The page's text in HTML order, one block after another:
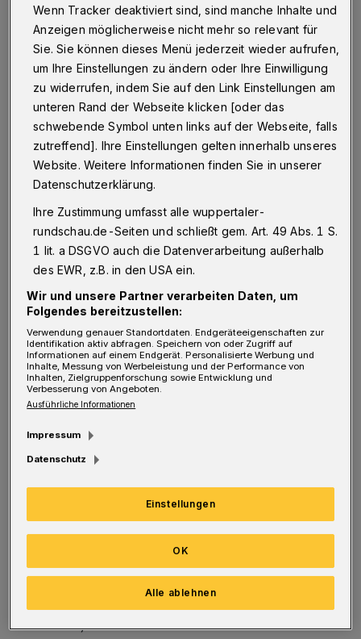
Von Stefan Schmöe
E in Stück Pappe kann Gebrauchsmaterial
sein, im schlechtesten Fall nichts als
Müll. Oder Ausgangspunkt für die tollsten und
kreativsten Kunstwerke, die quasi aus dem
Nichts neue Welten erschaffen – und allzu
leicht mit der Realität kollidieren können. Das
in etwa ist das Thema der ziemlich genialen
Neuinszenierung von „La Bohéme“, in der
Regisseur Immo Karaman sich vorsichtig von
den üblichen Sehgewohnheiten absetzt und
doch ganz nah am Kern der Oper bleibt.„Ich
lebe in goldenen Träumen und baue mir
Luftschlösser“ – so stellt der Dichter Rodolfo
sich in einer der schönsten Tenorarien der
Operngeschichte seiner schwerkranken
Nachbarin Mimi vor.
Für die Regie ist diese Selbstbeschreibung eine
Schlüsselstelle der Oper. Nicht die finanzielle
Not der vier Künstlerfreunde Rodolfo,
Marcello, Schaunard und Colline interessiert
Wenn Tracker deaktiviert sind, sind manche Inhalte und
Anzeigen möglicherweise nicht mehr so relevant für
Sie. Sie können dieses Menü jederzeit wieder aufrufen,
um Ihre Einstellungen zu ändern oder Ihre Einwilligung
zu widerrufen, indem Sie auf den Link Einstellungen am
unteren Rand der Webseite klicken [oder das
schwebende Symbol unten links auf der Webseite, falls
zutreffend]. Ihre Einstellungen gelten innerhalb unseres
Website. Weitere Informationen finden Sie in unserer
Datenschutzerklärung.
Ihre Zustimmung umfasst alle wuppertaler-
rundschau.de-Seiten und schließt gem. Art. 49 Abs. 1 S.
1 lit. a DSGVO auch die Datenverarbeitung außerhalb
des EWR, z.B. in den USA ein.
Wir und unsere Partner verarbeiten Daten, um
Folgendes bereitzustellen:
Verwendung genauer Standortdaten. Endgeräteeigenschaften zur
Identifikation aktiv abfragen. Speichern von oder Zugriff auf
Informationen auf einem Endgerät. Personalisierte Werbung und
Inhalte, Messung von Werbeleistung und der Performance von
Inhalten, Zielgruppenforschung sowie Entwicklung und
Verbesserung von Angeboten.
Ausführliche Informationen
Impressum
Datenschutz
Einstellungen
Alle ablehnen
OK